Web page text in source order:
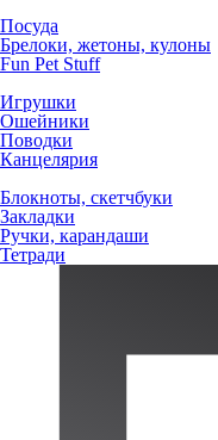
Посуда
Брелоки, жетоны, кулоны
Fun Pet Stuff
Игрушки
Ошейники
Поводки
Канцелярия
Блокноты, скетчбуки
Закладки
Ручки, карандаши
Тетради